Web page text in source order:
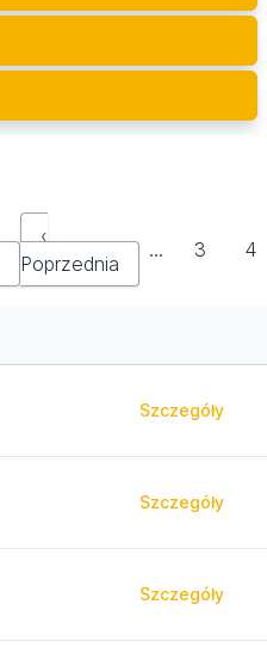
‹
Poprzednia
… 3 4
Szczegóły
Szczegóły
Szczegóły